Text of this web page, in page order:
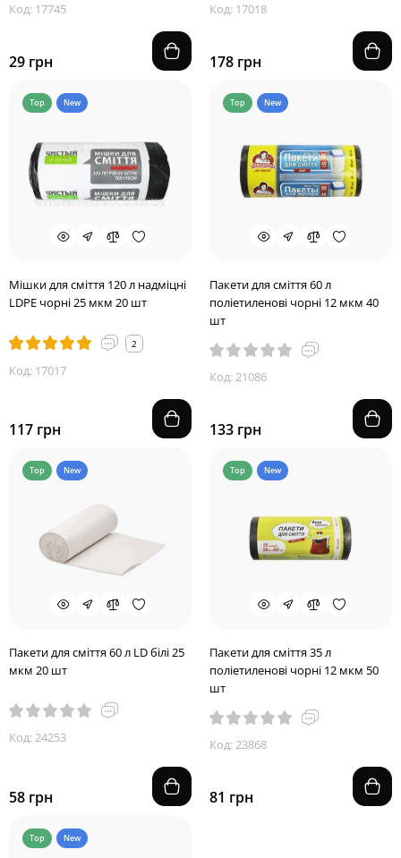
Код: 17745
29 грн
Код: 17018
178 грн
Top New
Мішки для сміття 120 л надміцні
LDPE чорні 25 мкм 20 шт
2
Код: 17017
117 грн
Top New
Пакети для сміття 60 л
поліетиленові чорні 12 мкм 40
шт
Код: 21086
133 грн
Top New
Пакети для сміття 60 л LD білі 25
мкм 20 шт
Код: 24253
58 грн
Top New
Пакети для сміття 35 л
поліетиленові чорні 12 мкм 50
шт
Код: 23868
81 грн
Top New